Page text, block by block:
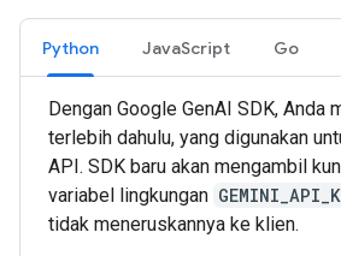
Python JavaScript Go
Dengan Google GenAI SDK, Anda
terlebih dahulu, yang digunakan
API. SDK baru akan mengambil
variabel lingkungan
tidak meneruskannya ke klien.